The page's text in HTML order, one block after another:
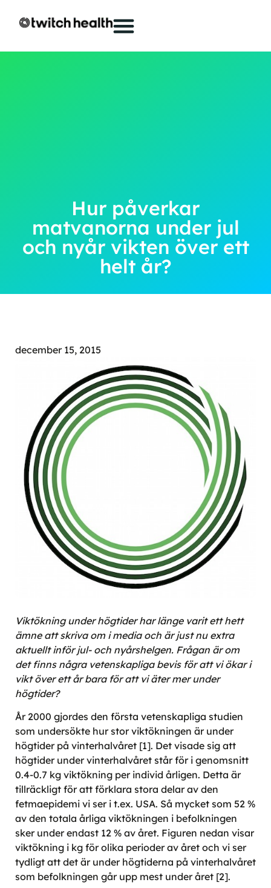
Hur påverkar
matvanorna under jul
och nyår vikten över ett
helt år?
december 15, 2015
Viktökning under högtider har länge varit ett hett
ämne att skriva om i media och är just nu extra
aktuellt inför jul- och nyårshelgen. Frågan är om
det finns några vetenskapliga bevis för att vi ökar i
vikt över ett år bara för att vi äter mer under
högtider?
År 2000 gjordes den första vetenskapliga studien
som undersökte hur stor viktökningen är under
högtider på vinterhalvåret [1]. Det visade sig att
högtider under vinterhalvåret står för i genomsnitt
0.4-0.7 kg viktökning per individ årligen. Detta är
tillräckligt för att förklara stora delar av den
fetmaepidemi vi ser i t.ex. USA. Så mycket som 52 %
av den totala årliga viktökningen i befolkningen
sker under endast 12 % av året. Figuren nedan visar
viktökning i kg för olika perioder av året och vi ser
tydligt att det är under högtiderna på vinterhalvåret
som befolkningen går upp mest under året [2].